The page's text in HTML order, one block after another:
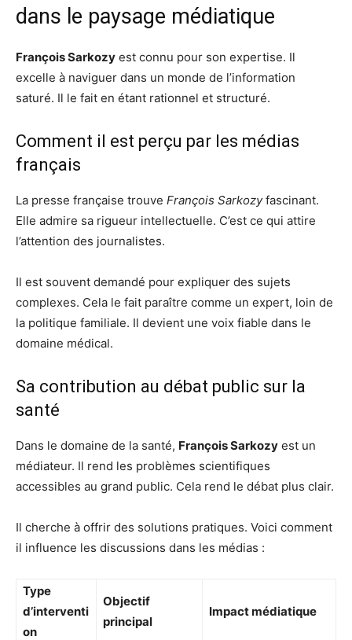
dans le paysage médiatique
François Sarkozy est connu pour son expertise. Il
excelle à naviguer dans un monde de l’information
saturé. Il le fait en étant rationnel et structuré.
Comment il est perçu par les médias
français
La presse française trouve François Sarkozyfascinant.
Elle admire sa rigueur intellectuelle. C’est ce qui attire
l’attention des journalistes.
Il est souvent demandé pour expliquer des sujets
complexes. Cela le fait paraître comme un expert, loin de
la politique familiale. Il devient une voix fiable dans le
domaine médical.
Sa contribution au débat public sur la
santé
Dans le domaine de la santé, François Sarkozy est un
médiateur. Il rend les problèmes scientifiques
accessibles au grand public. Cela rend le débat plus clair.
Il cherche à offrir des solutions pratiques. Voici comment
il influence les discussions dans les médias :
Type
d’interventi
on
Objectif
principal
Impact médiatique